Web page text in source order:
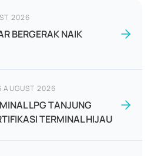
2026
BERGERAK NAIK
AUGUST 2026
LPG TANJUNG
TERMINAL HIJAU